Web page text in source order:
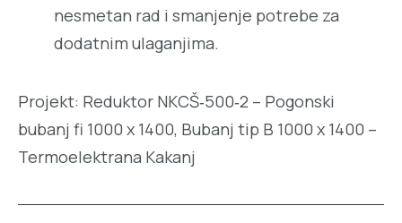
nesmetan rad i smanjenje potrebe za
dodatnim ulaganjima.
Projekt: Reduktor NKCŠ‑500‑2 – Pogonski
bubanj fi 1000 x 1400, Bubanj tip B 1000 x 1400 –
Termoelektrana Kakanj